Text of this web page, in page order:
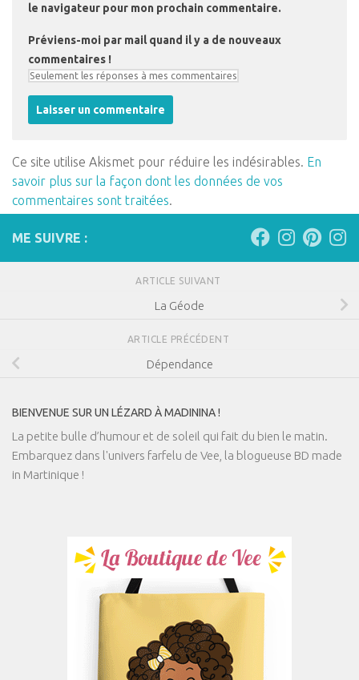
le navigateur pour mon prochain commentaire.
Préviens-moi par mail quand il y a de nouveaux
commentaires !
Ce site utilise Akismet pour réduire les indésirables. En
savoir plus sur la façon dont les données de vos
commentaires sont traitées.
ME SUIVRE :
ARTICLE SUIVANT
La Géode
ARTICLE PRÉCÉDENT
Dépendance
BIENVENUE SUR UN LÉZARD À MADININA !
La petite bulle d’humour et de soleil qui fait du bien le matin.
Embarquez dans l'univers farfelu de Vee, la blogueuse BD made
in Martinique !